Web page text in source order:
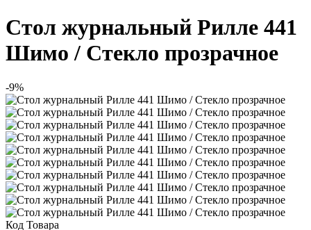
Стол журнальный Рилле 441
Шимо / Стекло прозрачное
-9%
Код Товара